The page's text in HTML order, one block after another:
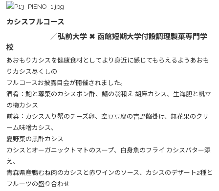
カシスフルコース
／弘前大学 ✖ 函館短期大学付設調理製菓専門学
校
​あおもりカシスを健康食材としてより身近に感じてもらえるようあおも
りカシス尽くしの
フルコースお披露目会が開催されました。
酒肴：鮑と蓴菜のカシスポン酢、鯖の翁和え 胡麻カシス、生海胆と帆立
の梅カシス
前菜：カシス入り蟹のチーズ卵、空豆豆腐の吉野餡掛け、無花果のクリ
ーム味噌カシス、
夏野菜の黒酢カシス
カシスとオーガニックトマトのスープ、白身魚のフライ カシスバター添
え、
青森県産鴨むね肉のカシスと赤ワインのソース、カシスのデザート2種と
フルーツの盛り合わせ